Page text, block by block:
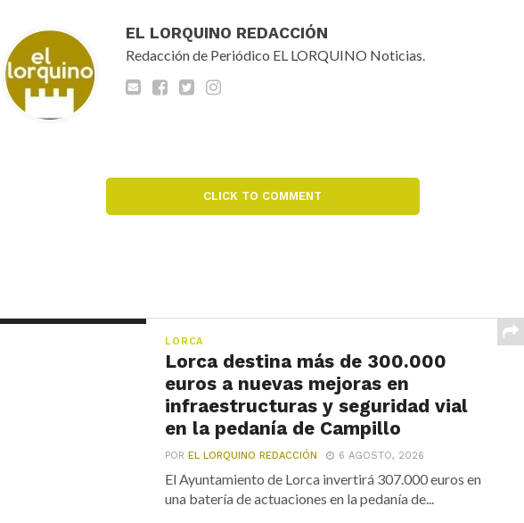
EL LORQUINO REDACCIÓN
Redacción de Periódico EL LORQUINO Noticias.
CLICK TO COMMENT
LORCA
Lorca destina más de 300.000
euros a nuevas mejoras en
infraestructuras y seguridad vial
en la pedanía de Campillo
POREL LORQUINO REDACCIÓN 6 AGOSTO, 2026
El Ayuntamiento de Lorca invertirá 307.000 euros en
una batería de actuaciones en la pedanía de...